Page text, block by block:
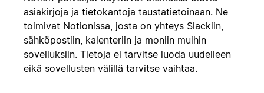
asiakirjoja ja tietokantoja taustatietoinaan. Ne
toimivat Notionissa, josta on yhteys Slackiin,
sähköpostiin, kalenteriin ja moniin muihin
sovelluksiin. Tietoja ei tarvitse luoda uudelleen
eikä sovellusten välillä tarvitse vaihtaa.